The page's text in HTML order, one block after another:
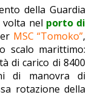
della Guardia
volta nel porto di
MSC “Tomoko”,
scalo marittimo:
di carico di 8400
di manovra di
rotazione della